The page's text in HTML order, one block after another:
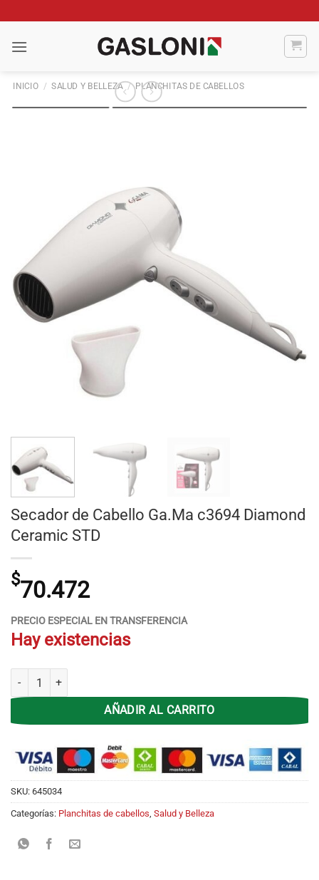
al
contenido
INICIO / SALUD Y BELLEZA / PLANCHITAS DE CABELLOS
Secador de Cabello Ga.Ma c3694 Diamond
Ceramic STD
$70.472
PRECIO ESPECIAL EN TRANSFERENCIA
Hay existencias
Secador de Cabello Ga.Ma c3694 Diamond Ceramic STD cantidad
AÑADIR AL CARRITO
SKU: 645034
Categorías: Planchitas de cabellos Salud y Belleza